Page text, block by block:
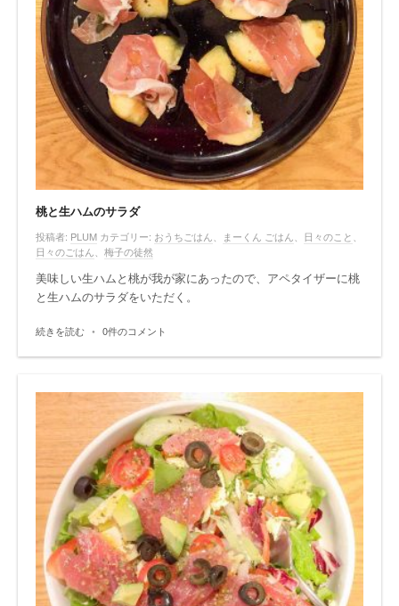
桃と生ハムのサラダ
投稿者: PLUM カテゴリー: おうちごはん まーくん ごはん 日々のこと
日々のごはん
梅子の徒然
美味しい生ハムと桃が我が家にあったので、アペタイザーに桃
と生ハムのサラダをいただく。
続きを読む • 0件のコメント